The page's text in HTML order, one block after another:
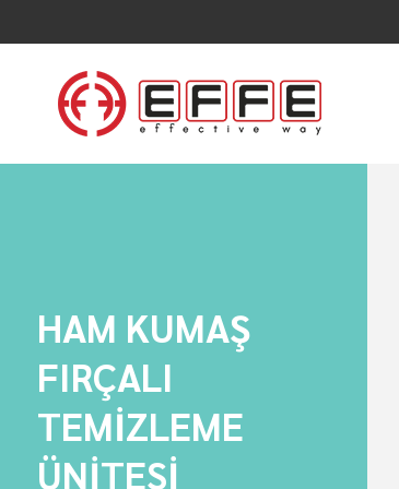
HAM KUMAŞ
FIRÇALI
TEMİZLEME
ÜNİTESİ